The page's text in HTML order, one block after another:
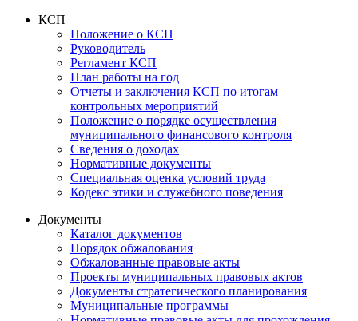
КСП
Положение о КСП
Руководитель
Регламент КСП
План работы на год
Отчеты и заключения КСП по итогам
контрольных мероприятий
Положение о порядке осуществления
муниципального финансового контроля
Сведения о доходах
Нормативные документы
Специальная оценка условий труда
Кодекс этики и служебного поведения
Документы
Каталог документов
Порядок обжалования
Обжалованные правовые акты
Проекты муниципальных правовых актов
Документы стратегического планирования
Муниципальные программы